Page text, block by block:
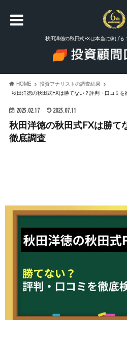
秋田洋徳の秋田式FXは本当に稼げる
HOME
投資アナリストの調査結果
秋田洋徳の秋田式FXは勝てない？評判・口コミを
2025.02.17 2025.07.11
秋田洋徳の秋田式FXは勝て
徹底調査